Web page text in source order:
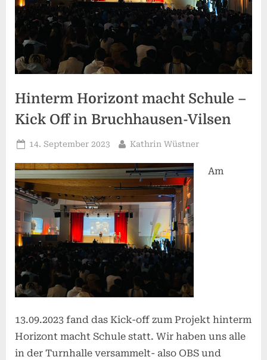
Hinterm Horizont macht Schule –
Kick Off in Bruchhausen-Vilsen
Posted
14. September 2023 By
Kathrin Wüstner
Am
13.09.2023 fand das Kick-off zum Projekt hinterm
Horizont macht Schule statt. Wir haben uns alle
in der Turnhalle versammelt- also OBS und